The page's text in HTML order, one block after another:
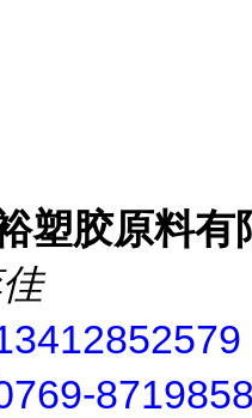
塑胶原料有